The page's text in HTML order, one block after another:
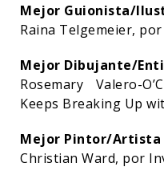
Mejor Guionista/
Raina Telgemeier,
Mejor Dibujante/
Rosemary Valero-
Keeps Breaking Up
Mejor Pintor/
Christian Ward, por